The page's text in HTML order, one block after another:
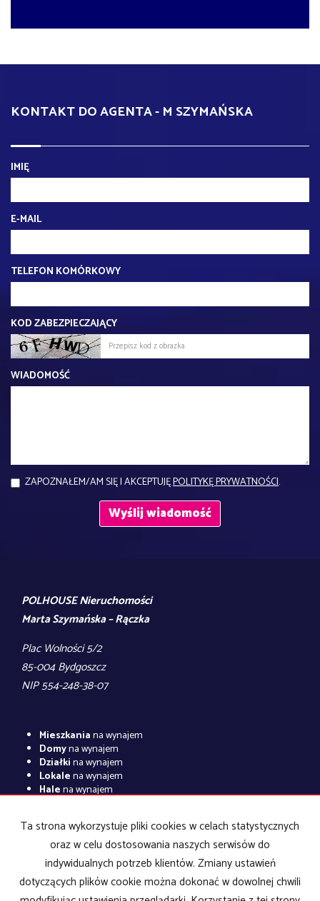
KONTAKT DO AGENTA - M SZYMAŃSKA
IMIĘ
E-MAIL
TELEFON KOMÓRKOWY
KOD ZABEZPIECZAJĄCY
WIADOMOŚĆ
ZAPOZNAŁEM/AM SIĘ I AKCEPTUJĘPOLITYKĘ PRYWATNOŚCI.
POLHOUSE Nieruchomości
Marta Szymańska – Rączka
Plac Wolności 5/2
85-004 Bydgoszcz
NIP 554-248-38-07
Mieszkaniana wynajem
Domyna wynajem
Działkina wynajem
Lokalena wynajem
Halena wynajem
Mieszkaniana sprzedaż
Domyna sprzedaż
Lokalena sprzedaż
Halena sprzedaż
Obiektyna sprzedaż
Ta strona wykorzystuje pliki cookies w celach statystycznych
oraz w celu dostosowania naszych serwisów do
indywidualnych potrzeb klientów. Zmiany ustawień
dotyczących plików cookie można dokonać w dowolnej chwili